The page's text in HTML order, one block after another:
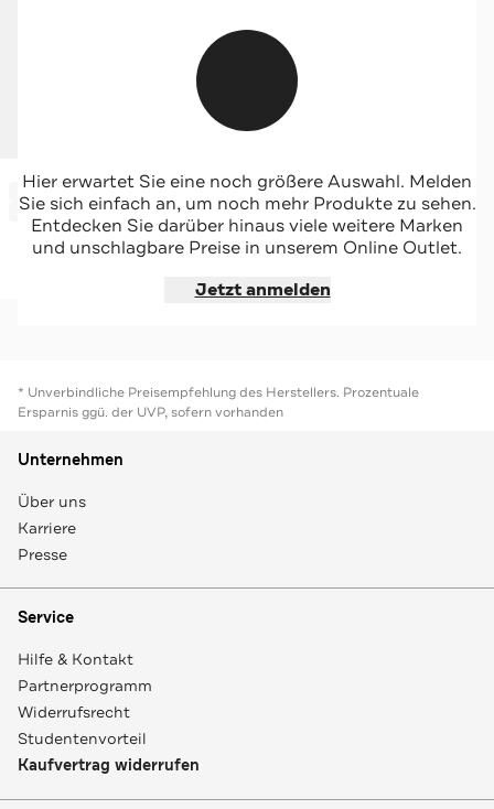
ARMANI EXCHANGE
Kette khaki
-75%*
Sale
Jetzt shoppen
Hier erwartet Sie eine noch größere Auswahl. Melden
Sie sich einfach an, um noch mehr Produkte zu sehen.
Entdecken Sie darüber hinaus viele weitere Marken
und unschlagbare Preise in unserem Online Outlet.
Jetzt anmelden
* Unverbindliche Preisempfehlung des Herstellers. Prozentuale
Ersparnis ggü. der UVP, sofern vorhanden
Unternehmen
Über uns
Karriere
Presse
Service
Hilfe & Kontakt
Partnerprogramm
Widerrufsrecht
Studentenvorteil
Kaufvertrag widerrufen